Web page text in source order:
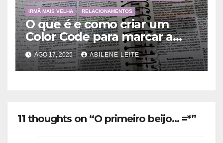
IRMÃ MAIS VELHA RELACIONAMENTOS
O que é e como criar um
Color Code para marcar a
Bíblia?
AGO 17, 2025 ABILENE LEITE
11 thoughts on “O primeiro beijo… =*”